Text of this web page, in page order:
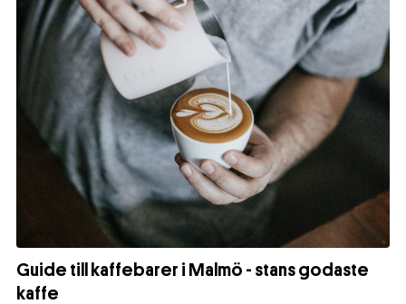
Guide till kaffebarer i Malmö - stans godaste
kaffe